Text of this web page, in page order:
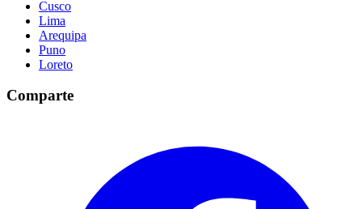
Cusco
Lima
Arequipa
Puno
Loreto
Comparte